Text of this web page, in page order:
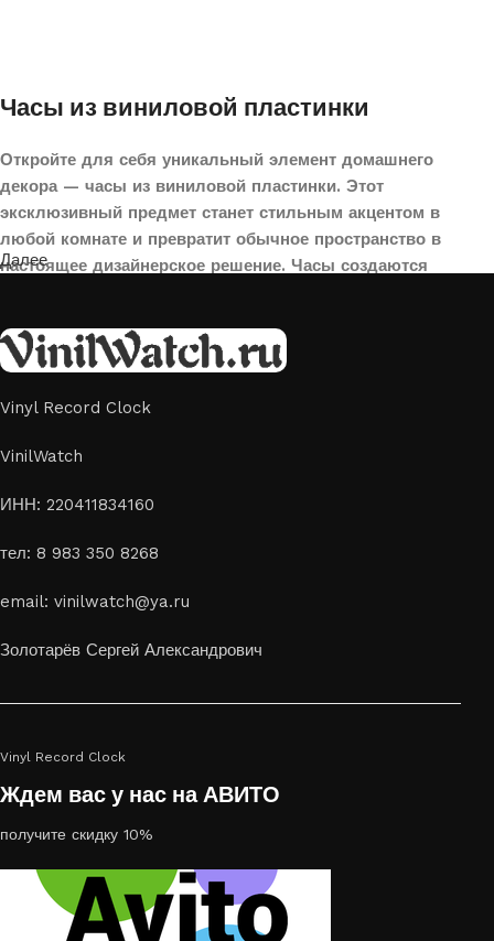
Часы из виниловой пластинки
Откройте для себя уникальный элемент домашнего
декора — часы из виниловой пластинки. Этот
эксклюзивный предмет станет стильным акцентом в
любой комнате и превратит обычное пространство в
настоящее дизайнерское решение. Часы создаются
аксессуар идеально подойдет для гостиной, спальни,
офиса или даже для оформления кафе, студии или
творческого пространства.
Картины на стекле и дереве
Лазерная гравировка на стекле или дереве, оригинальный
или украсить свой дом
украсить пространство, лазерная гравировка фото по дереву
Далее
Vinyl Record Clock
VinilWatch
ИНН: 220411834160
тел: 8 983 350 8268
email: vinilwatch@ya.ru
Золотарёв Сергей Александрович
Vinyl Record Clock
Ждем вас у нас на АВИТО
получите скидку 10%